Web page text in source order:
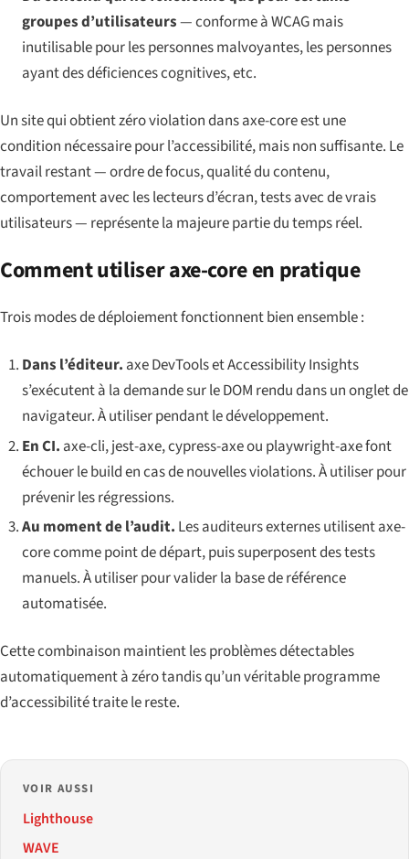
groupes d’utilisateurs— conforme à WCAG mais
inutilisable pour les personnes malvoyantes, les personnes
ayant des déficiences cognitives, etc.
Un site qui obtient zéro violation dans axe-core est une
condition nécessairepour l’accessibilité, mais nonsuffisante. Le
travail restant — ordre de focus, qualité du contenu,
comportement avec les lecteurs d’écran, tests avec de vrais
utilisateurs — représente la majeure partie du temps réel.
Comment utiliser axe-core en pratique
Trois modes de déploiement fonctionnent bien ensemble :
Dans l’éditeur. axe DevTools et Accessibility Insights
s’exécutent à la demande sur le DOM rendu dans un onglet de
navigateur. À utiliser pendant le développement.
En CI. axe-cli, jest-axe, cypress-axe ou playwright-axe font
échouer le build en cas de nouvelles violations. À utiliser pour
prévenir les régressions.
Au moment de l’audit. Les auditeurs externes utilisent axe-
core comme point de départ, puis superposent des tests
manuels. À utiliser pour valider la base de référence
automatisée.
Cette combinaison maintient les problèmes détectables
automatiquement à zéro tandis qu’un véritable programme
d’accessibilité traite le reste.
VOIR AUSSI
Lighthouse
WAVE